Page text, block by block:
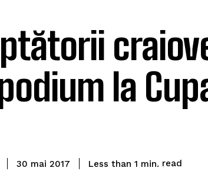
la
30 mai 2017 Less than 1 min. read